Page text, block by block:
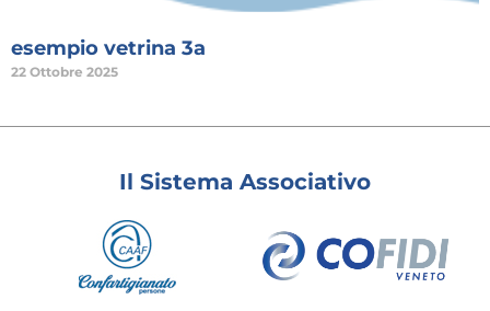
esempio vetrina 3a
22 Ottobre 2025
Il Sistema Associativo